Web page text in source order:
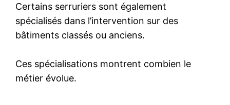
Certains serruriers sont également
spécialisés dans l’intervention sur des
bâtiments classés ou anciens.
Ces spécialisations montrent combien le
métier évolue.